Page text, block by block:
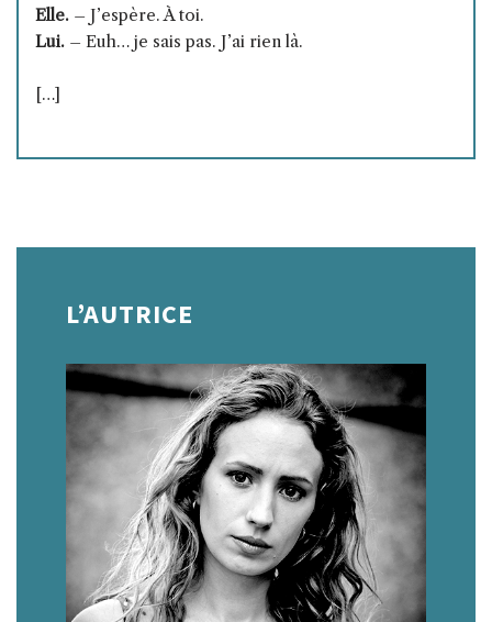
Elle. – J’espère. À toi.
Lui. – Euh… je sais pas. J’ai rien là.
[…]
L’AUTRICE